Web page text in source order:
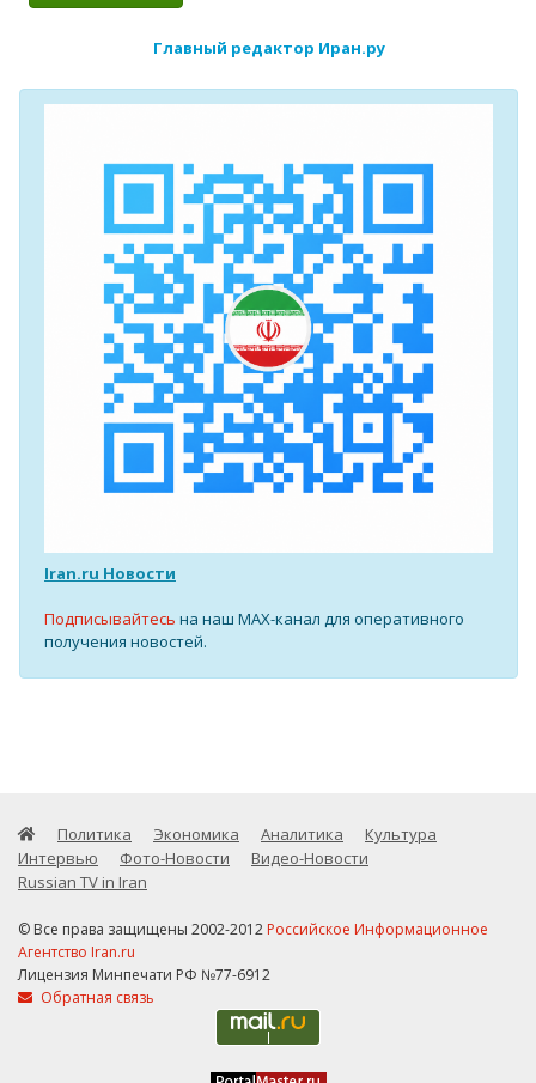
Главный редактор Иран.ру
Iran.ru Новости
Подписывайтесь на наш MAX-канал для оперативного
получения новостей.
Политика Экономика Аналитика
Культура
Интервью
Фото-Новости
Видео-Новости
Russian TV in Iran
© Все права защищены 2002-2012 Российское Информационное
Агентство Iran.ru
Лицензия Минпечати РФ №77-6912
Обратная связь